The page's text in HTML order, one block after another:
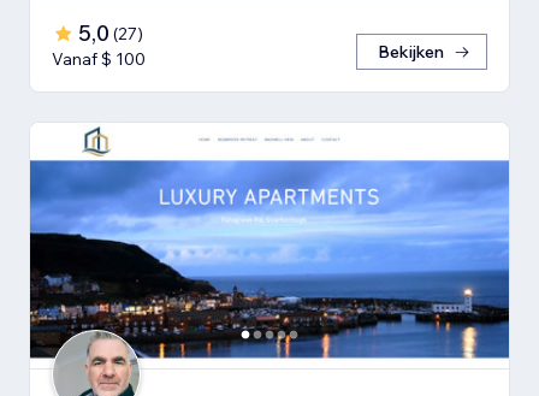
5,0 (27)
Vanaf $ 100
Bekijken